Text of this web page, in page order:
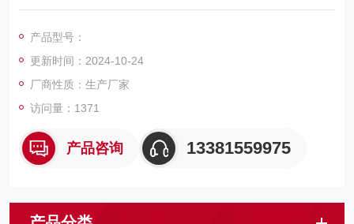
秤，电子汽车衡，移动地磅，超低地磅， 防爆地磅，带打印地
动式汽车衡，出口式地磅，欢迎新老客户前来咨询，
产品型号：
更新时间：2024-10-24
厂商性质：生产厂家
访问量：1371
产品咨询 13381559975